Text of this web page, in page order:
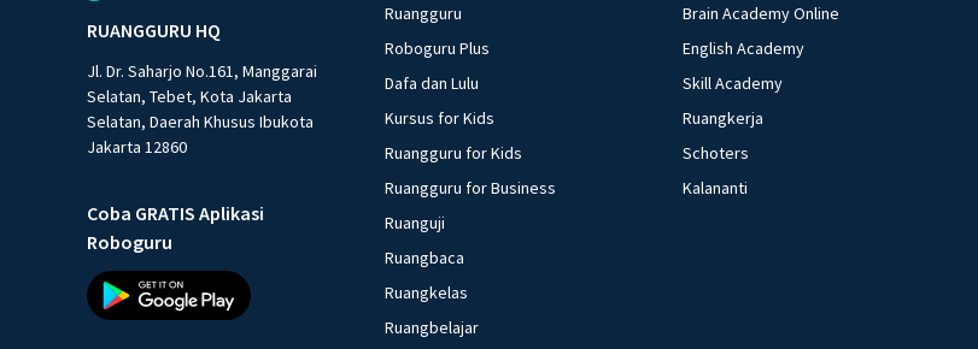
RUANGGURU HQ
Jl. Dr. Saharjo No.161, Manggarai
Selatan, Tebet, Kota Jakarta
Selatan, Daerah Khusus Ibukota
Jakarta 12860
Coba GRATIS Aplikasi
Roboguru
Ruangguru
Roboguru Plus
Dafa dan Lulu
Kursus for Kids
Ruangguru for Kids
Ruangguru for Business
Ruanguji
Ruangbaca
Ruangkelas
Ruangbelajar
Brain Academy Online
English Academy
Skill Academy
Ruangkerja
Schoters
Kalananti